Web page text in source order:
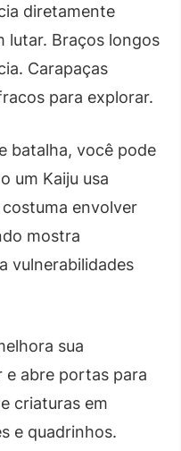
diretamente
lutar. Braços longos
Carapaças
para explorar.
batalha, você pode
um Kaiju usa
envolver
mostra
vulnerabilidades
sua
e abre portas para
criaturas em
e quadrinhos.